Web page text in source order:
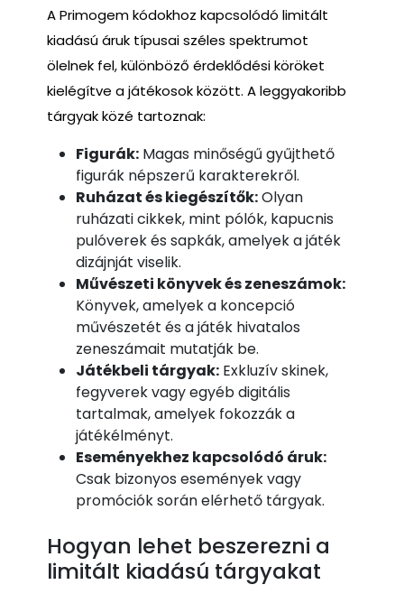
A Primogem kódokhoz kapcsolódó limitált
kiadású áruk típusai széles spektrumot
ölelnek fel, különböző érdeklődési köröket
kielégítve a játékosok között. A leggyakoribb
tárgyak közé tartoznak:
Figurák: Magas minőségű gyűjthető
figurák népszerű karakterekről.
Ruházat és kiegészítők:Olyan
ruházati cikkek, mint pólók, kapucnis
pulóverek és sapkák, amelyek a játék
dizájnját viselik.
Művészeti könyvek és zeneszámok:
Könyvek, amelyek a koncepció
művészetét és a játék hivatalos
zeneszámait mutatják be.
Játékbeli tárgyak: Exkluzív skinek,
fegyverek vagy egyéb digitális
tartalmak, amelyek fokozzák a
játékélményt.
Eseményekhez kapcsolódó áruk:
Csak bizonyos események vagy
promóciók során elérhető tárgyak.
Hogyan lehet beszerezni a
limitált kiadású tárgyakat